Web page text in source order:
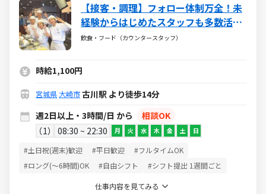
【接客・調理】フォロー体制万全！未
経験からはじめたスタッフも多数活躍
中！履歴書不要！髪色髪型自由♪
飲食・フード（カウンタースタッフ）
時給1,100円
宮城県 大崎市古川駅 より徒歩14分
週2日以上・3時間/日 から
相談OK
1
08:30 ~ 22:30 月 火 水 木 金 土 日
#土日祝(週末)歓迎 #平日歓迎
#フルタイムOK
#ロング(～6時間)OK
#自由シフト #シフト提出 1週間ごと
仕事内容を見てみる